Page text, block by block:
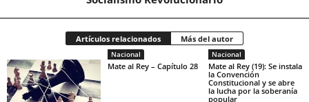
Artículos relacionados Más del autor
Nacional
Mate al Rey – Capítulo 28
Nacional
Mate al Rey (19): Se instala
la Convención
Constitucional y se abre
la lucha por la soberanía
popular